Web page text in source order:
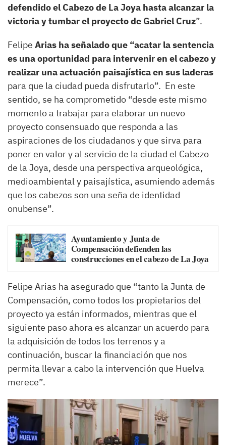
defendido el Cabezo de La Joya hasta alcanzar la
victoria y tumbar el proyecto de Gabriel Cruz”.
Felipe Arias ha señalado que “acatar la sentencia
es una oportunidad para intervenir en el cabezo y
realizar una actuación paisajística en sus laderas
para que la ciudad pueda disfrutarlo”. En este
sentido, se ha comprometido “desde este mismo
momento a trabajar para elaborar un nuevo
proyecto consensuado que responda a las
aspiraciones de los ciudadanos y que sirva para
poner en valor y al servicio de la ciudad el Cabezo
de la Joya, desde una perspectiva arqueológica,
medioambiental y paisajística, asumiendo además
que los cabezos son una seña de identidad
onubense”.
Ayuntamiento y Junta de
Compensación defienden las
construcciones en el cabezo de La Joya
Felipe Arias ha asegurado que “tanto la Junta de
Compensación, como todos los propietarios del
proyecto ya están informados, mientras que el
siguiente paso ahora es alcanzar un acuerdo para
la adquisición de todos los terrenos y a
continuación, buscar la financiación que nos
permita llevar a cabo la intervención que Huelva
merece”.